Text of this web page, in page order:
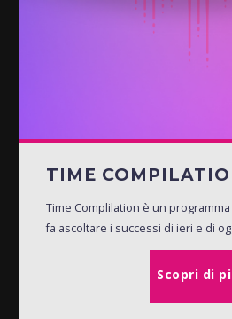
TIME
Time Complilation è un
fa ascoltare i successi di ieri e di
Scopri di